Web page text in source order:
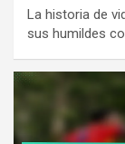
La historia de
sus humildes